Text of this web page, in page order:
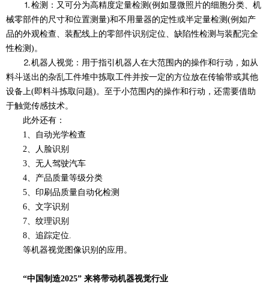
⒈检测：又可分为高精度定量检测(例如显微照片的细胞分类、机
械零部件的尺寸和位置测量)和不用量器的定性或半定量检测(例如产
品的外观检查、装配线上的零部件识别定位、缺陷性检测与装配完全
性检测)。
⒉机器人视觉：用于指引机器人在大范围内的操作和行动，如从
料斗送出的杂乱工件堆中拣取工件并按一定的方位放在传输带或其他
设备上(即料斗拣取问题)。至于小范围内的操作和行动，还需要借助
于触觉传感技术。
此外还有：
1、自动光学检查
2、人脸识别
3、无人驾驶汽车
4、产品质量等级分类
5、印刷品质量自动化检测
6、文字识别
7、纹理识别
8、追踪定位.
等机器视觉图像识别的应用。
“中国制造2025” 来将带动机器视觉行业